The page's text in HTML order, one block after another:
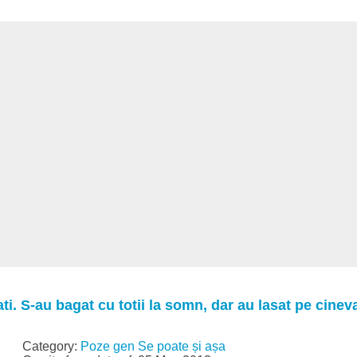
S-au bagat cu totii la somn, dar au lasat pe
Category: Poze gen Se poate și așa